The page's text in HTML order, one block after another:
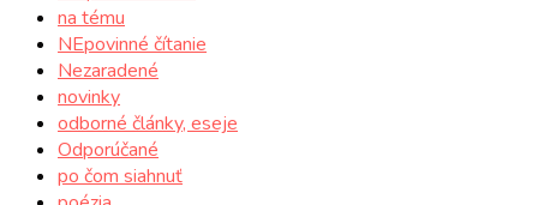
na tému
NEpovinné čítanie
Nezaradené
novinky
odborné články, eseje
Odporúčané
po čom siahnuť